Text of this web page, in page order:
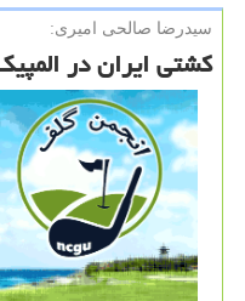
سیدرضا صالحی امیری:
كشتی ایران در